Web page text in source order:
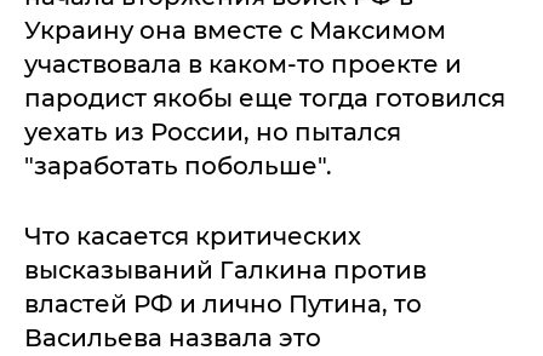
Украину она вместе с Максимом
участвовала в каком-то проекте и
пародист якобы еще тогда готовился
уехать из России, но пытался
"заработать побольше".
Что касается критических
высказываний Галкина против
властей РФ и лично Путина, то
Васильева назвала это